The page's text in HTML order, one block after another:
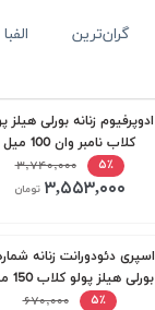
گران‌ترین الفبا
ادوپرفیوم زنانه بورلی هیلز
کلاب نامبر وان 100 میل
۵٪
۳,۷۴۰,۰۰۰
۳,۵۵۳,۰۰۰ تومان
بورلی هیلز پولو کلاب 150 میل
۵٪
۶۷۰,۰۰۰